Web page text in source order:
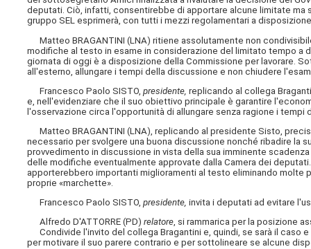
deputati. Ciò, infatti, consentirebbe di apportare alcune limitate
gruppo SEL esprimerà, con tutti i mezzi regolamentari a
Matteo BRAGANTINI (LNA) ritiene assolutamente non
modifiche al testo in esame in considerazione del limitato tempo
giornata di oggi è a disposizione della Commissione per lavorare.
all'esterno, allungare i tempi della discussione e non chiudere
Francesco Paolo SISTO,presidente, replicando al collega
e, nell'evidenziare che il suo obiettivo principale è garantire
l'osservazione circa l'opportunità di allungare senza ragione i tempi
Matteo BRAGANTINI (LNA), replicando al presidente Sisto,
necessario per svolgere una buona discussione nonché ribadire la
provvedimento in discussione in vista della sua imminente
delle modifiche eventualmente approvate dalla Camera dei
apporterebbero importanti miglioramenti al testo eliminando molte
proprie «marchette».
Francesco Paolo SISTO,presidente,invita i deputati ad evitare
Alfredo D'ATTORRE (PD)relatore, si rammarica per la posizione
Condivide l'invito del collega Bragantini e, quindi, se sarà il caso
per motivare il suo parere contrario e per sottolineare se alcune